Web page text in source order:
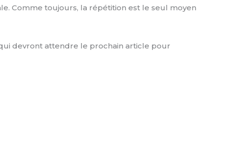
Comme toujours, la répétition est le seul moyen
devront attendre le prochain article pour